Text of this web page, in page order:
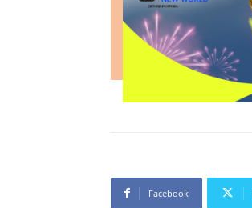
Facebook